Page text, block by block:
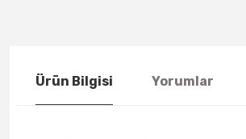
Ürün Bilgisi Yorumlar